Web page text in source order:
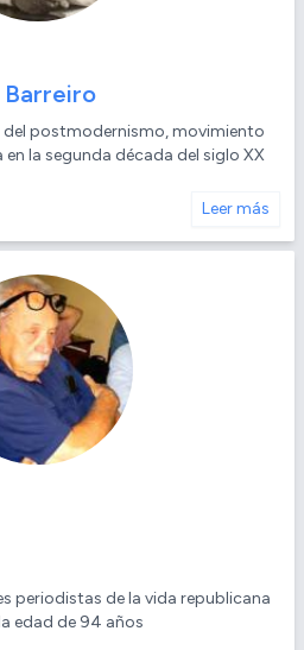
Barreiro
del postmodernismo, movimiento
en la segunda década del siglo XX
Leer más
periodistas de la vida republicana
edad de 94 años